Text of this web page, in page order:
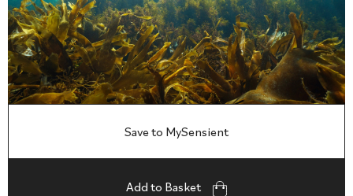
Save to MySensient
Add to Basket